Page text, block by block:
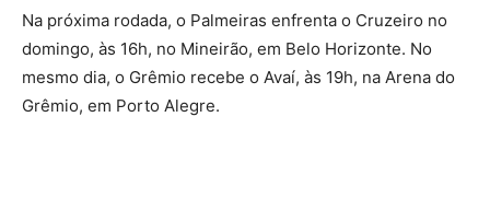
Na próxima rodada, o Palmeiras enfrenta o Cruzeiro no
domingo, às 16h, no Mineirão, em Belo Horizonte. No
mesmo dia, o Grêmio recebe o Avaí, às 19h, na Arena do
Grêmio, em Porto Alegre.